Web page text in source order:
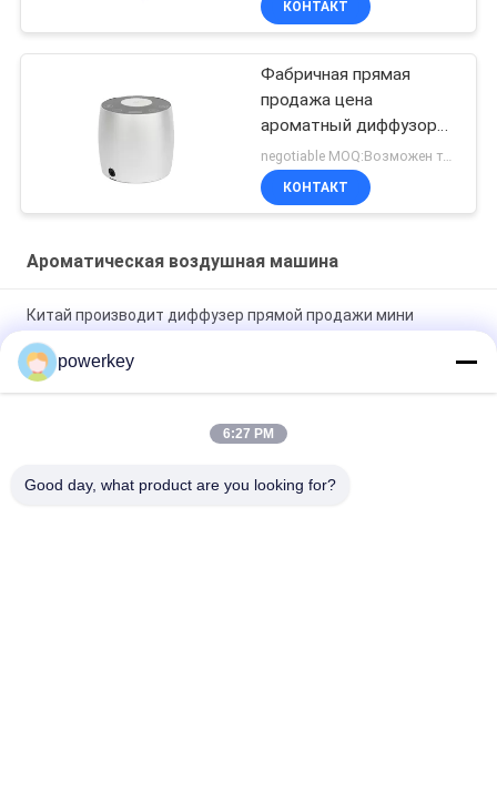
Fcc одобрение аромат
КОНТАКТ
Фабричная прямая
продажа цена
ароматный диффузор
масла мини диффузор
60 мл алюминия
negotiable MOQ:Возможен торг
КОНТАКТ
Ароматическая воздушная машина
Китай производит диффузер прямой продажи мини
электрический диффузер 60 мл алюминия
Фабрика прямая продажа цена аромат эфирного масла
Ароматерапия Диффузер для воздуха 1,57 Вт
powerkey
6:27 PM
Good day, what product are you looking for?